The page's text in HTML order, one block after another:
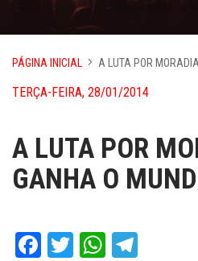
PÁGINA INICIAL A LUTA POR
TERÇA-FEIRA, 28/01/2014
A LUTA POR
GANHA O
Facebook
TwitterWhatsApp